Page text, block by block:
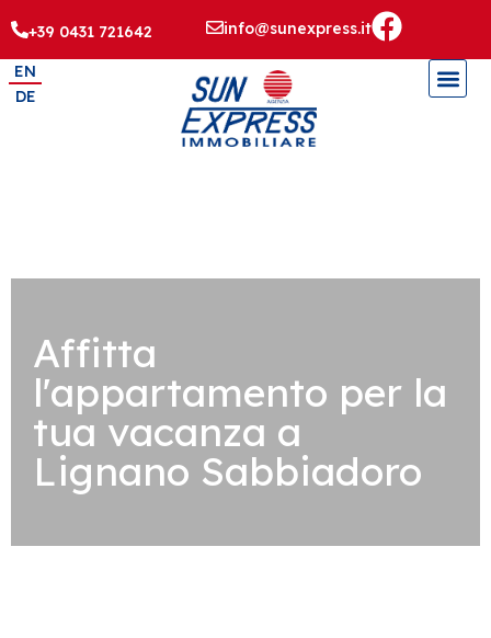
+39 0431 721642 info@sunexpress.it
EN
DE
Affitta
l'appartamento per la
tua vacanza a
Lignano Sabbiadoro